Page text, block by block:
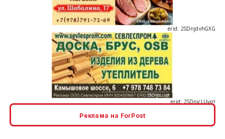
Реклама на ForPost